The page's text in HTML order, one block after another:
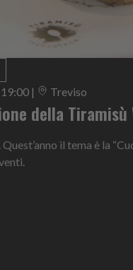
| Treviso
della Tiramisù
il tema è la